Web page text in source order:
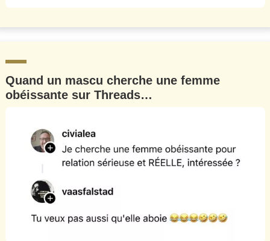
Quand un mascu cherche une femme
obéissante sur Threads…